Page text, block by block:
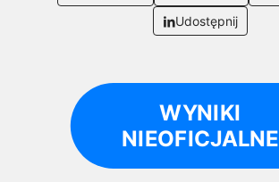
Udostępnij
WYNIKI
NIEOFICJALNE